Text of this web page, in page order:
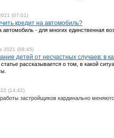
(07:01)
кредит на автомобиль?
автомобиль - для многих единственная
2021 (08:45)
детей от несчастных случаев: в
рассказывается о том, в какой
(14:42)
застройщиков кардинально